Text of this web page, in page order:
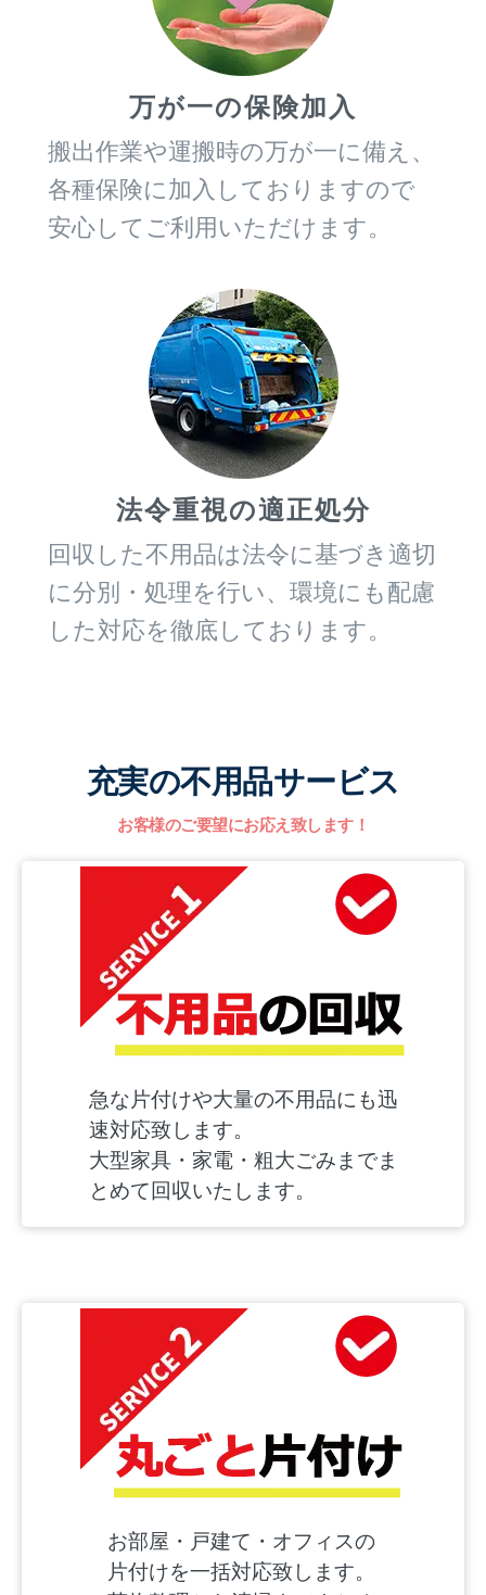
万が一の保険加入
搬出作業や運搬時の万が一に備え、
各種保険に加入しておりますので
安心してご利用いただけます。
法令重視の適正処分
回収した不用品は法令に基づき適切
に分別・処理を行い、環境にも配慮
した対応を徹底しております。
充実の不用品サービス
お客様のご要望にお応え致します！
急な片付けや大量の不用品にも迅
速対応致します。
大型家具・家電・粗大ごみまでま
とめて回収いたします。
お部屋・戸建て・オフィスの
片付けを一括対応致します。